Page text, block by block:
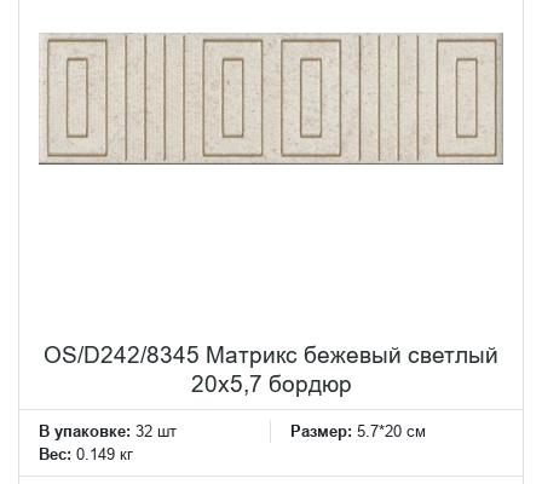
OS/D242/8345 Матрикс бежевый светлый
20х5,7 бордюр
В упаковке: 32 шт Размер: 5.7*20 см
Вес: 0.149 кг